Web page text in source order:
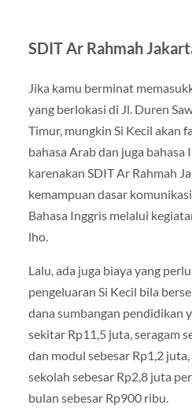
SDIT Ar Rahmah
Jika kamu berminat
yang berlokasi di Jl. Duren
Timur, mungkin Si Kecil akan
bahasa Arab dan juga bahasa
karenakan SDIT Ar Rahmah
kemampuan dasar
Bahasa Inggris melalui
lho.
Lalu, ada juga biaya yang
pengeluaran Si Kecil bila
dana sumbangan pendidikan
sekitar Rp11,5 juta, seragam
dan modul sebesar Rp1,2
sekolah sebesar Rp2,8 juta
bulan sebesar Rp900 ribu.